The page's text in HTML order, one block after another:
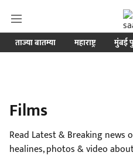
ताज्या बातम्या महाराष्ट्र मुंबई
Films
Read Latest & Breaking news
healines, photos & video